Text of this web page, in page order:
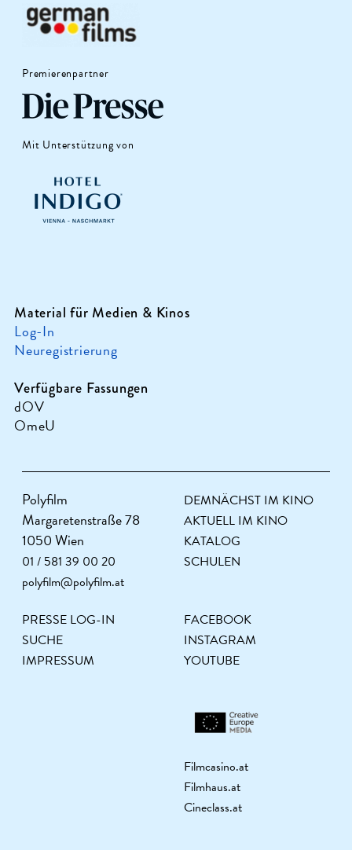
Premierenpartner
Mit Unterstützung von
Material für Medien & Kinos
Log-In
Neuregistrierung
Verfügbare Fassungen
dOV
OmeU
Polyfilm
Margaretenstraße 78
1050 Wien
01 / 581 39 00 20
polyfilm@polyfilm.at
DEMNÄCHST IM KINO
AKTUELL IM KINO
KATALOG
SCHULEN
PRESSE LOG-IN
SUCHE
IMPRESSUM
FACEBOOK
INSTAGRAM
YOUTUBE
Filmcasino.at
Filmhaus.at
Cineclass.at